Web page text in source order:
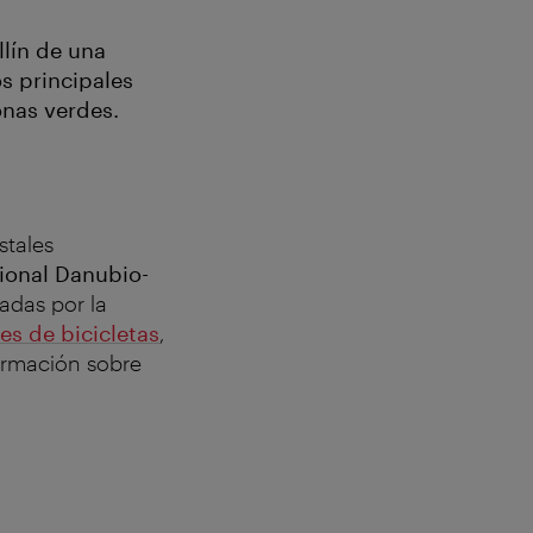
de una
principales
verdes.
Danubio-
por la
de bicicletas,
sobre